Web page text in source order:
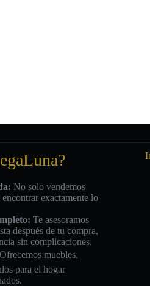
No solo vendemos
exactamente lo
Te asesoramos
después de tu compra,
sin complicaciones.
Ofrecemos muebles,
para el hogar